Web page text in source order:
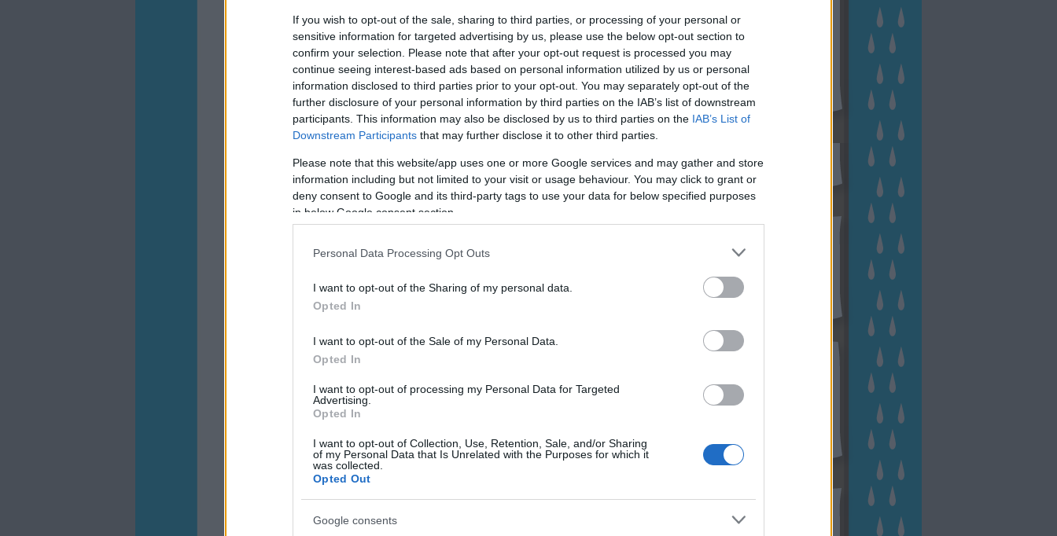
If you wish to opt-out of the sale, sharing to third parties, or processing of your personal or
sensitive information for targeted advertising by us, please use the below opt-out section to
confirm your selection. Please note that after your opt-out request is processed you may
continue seeing interest-based ads based on personal information utilized by us or personal
information disclosed to third parties prior to your opt-out. You may separately opt-out of the
further disclosure of your personal information by third parties on the IAB’s list of downstream
participants. This information may also be disclosed by us to third parties on the IAB’s List of
Downstream Participants that may further disclose it to other third parties.
Please note that this website/app uses one or more Google services and may gather and store
information including but not limited to your visit or usage behaviour. You may click to grant or
deny consent to Google and its third-party tags to use your data for below specified purposes
in below Google consent section.
Personal Data Processing Opt Outs
I want to opt-out of the Sharing of my personal data.
Opted In
I want to opt-out of the Sale of my Personal Data.
Opted In
I want to opt-out of processing my Personal Data for Targeted
Advertising.
Opted In
I want to opt-out of Collection, Use, Retention, Sale, and/or Sharing
of my Personal Data that Is Unrelated with the Purposes for which it
was collected.
Opted Out
Google consents
Kertészete
Hírlevél feliratkozás
Archívum
2022 november